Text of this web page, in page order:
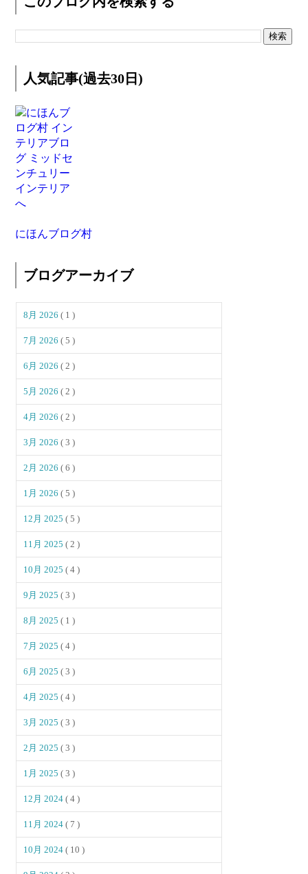
人気記事(過去30日)
にほんブログ村
ブログアーカイブ
8月 2026( 1 )
7月 2026( 5 )
6月 2026( 2 )
5月 2026( 2 )
4月 2026( 2 )
3月 2026( 3 )
2月 2026( 6 )
1月 2026( 5 )
12月 2025( 5 )
11月 2025( 2 )
10月 2025( 4 )
9月 2025( 3 )
8月 2025( 1 )
7月 2025( 4 )
6月 2025( 3 )
4月 2025( 4 )
3月 2025( 3 )
2月 2025( 3 )
1月 2025( 3 )
12月 2024( 4 )
11月 2024( 7 )
10月 2024( 10 )